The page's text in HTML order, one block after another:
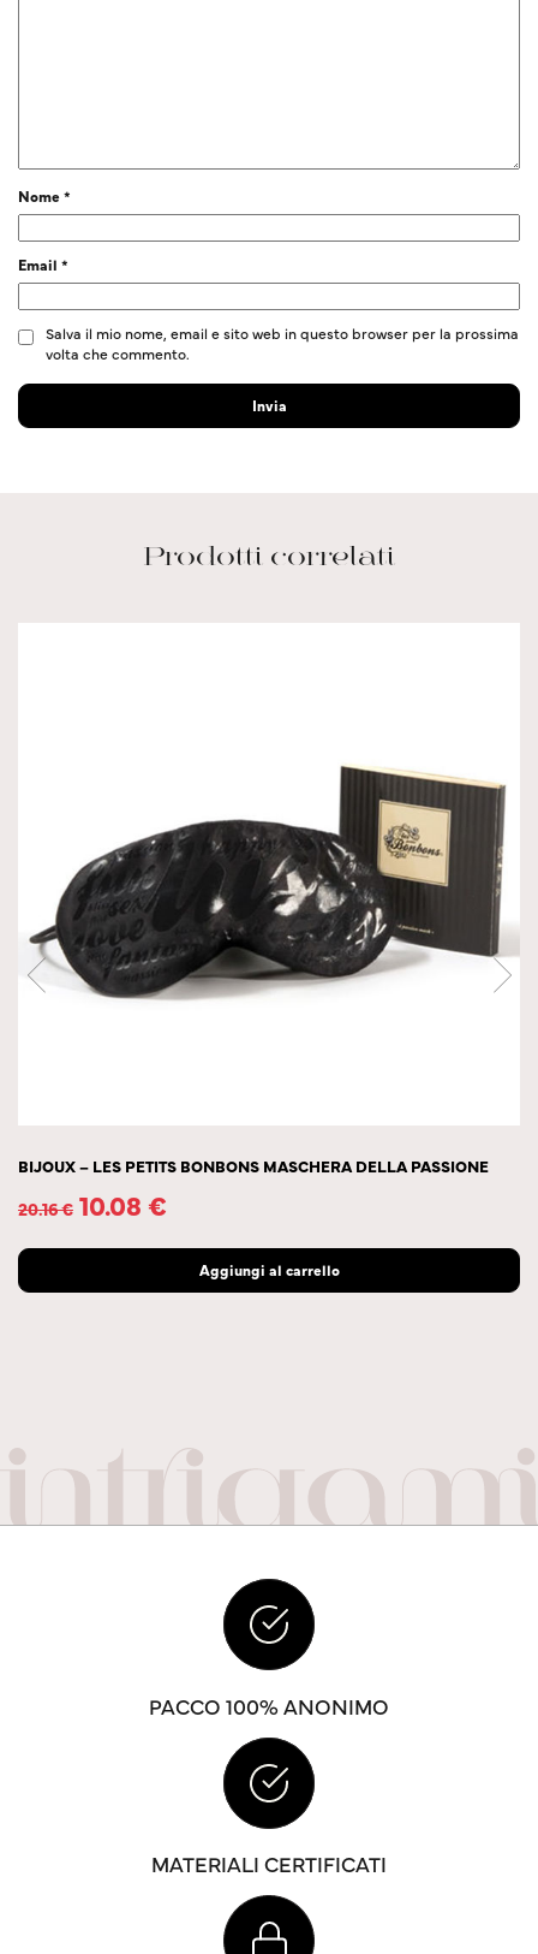
Nome*
Email *
Salva il mio nome, email e sito web in questo browser per la prossima
volta che commento.
Prodotti correlati
BIJOUX – LES PETITS BONBONS MASCHERA DELLA PASSIONE
20.16€ 10.08 €
Aggiungi al carrello
PACCO 100% ANONIMO
MATERIALI CERTIFICATI